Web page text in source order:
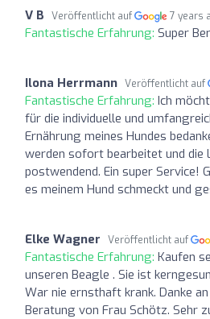
V B Veröffentlicht auf 7 years
Fantastische Erfahrung: Super
Ilona Herrmann Veröffentlicht auf
Fantastische Erfahrung: Ich
für die individuelle und
Ernährung meines Hundes
werden sofort bearbeitet und
postwendend. Ein super Service!
es meinem Hund schmeckt und
Elke Wagner Veröffentlicht auf
Fantastische Erfahrung: Kaufen
unseren Beagle . Sie ist
War nie ernsthaft krank. Danke
Beratung von Frau Schötz. Sehr